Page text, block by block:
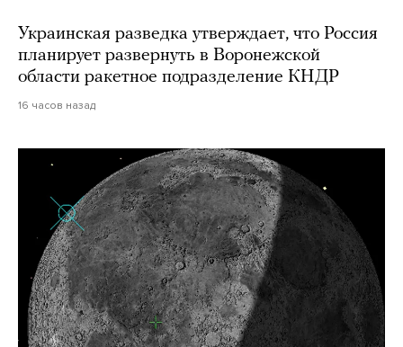
Украинская разведка утверждает, что Россия
планирует развернуть в Воронежской
области ракетное подразделение КНДР
16 часов назад